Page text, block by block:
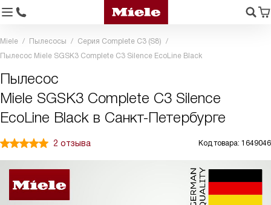
Miele Пылесосы
Серия Complete C3 (S8)
Пылесос Miele SGSK3 Complete C3 Silence EcoLine Black
Пылесос
Miele SGSK3 Complete C3 Silence
EcoLine Black в Санкт-Петербурге
2 отзыва Код товара: 1649046